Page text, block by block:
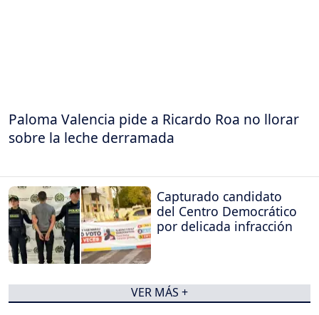
Paloma Valencia pide a Ricardo Roa no llorar
sobre la leche derramada
Capturado candidato
del Centro Democrático
por delicada infracción
VER MÁS +